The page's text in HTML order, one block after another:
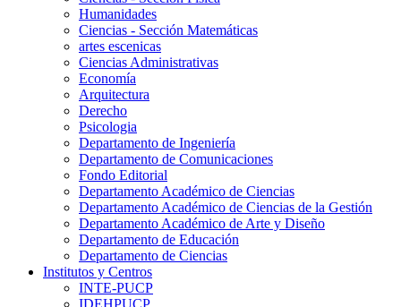
Humanidades
Ciencias - Sección Matemáticas
artes escenicas
Ciencias Administrativas
Economía
Arquitectura
Derecho
Psicologia
Departamento de Ingeniería
Departamento de Comunicaciones
Fondo Editorial
Departamento Académico de Ciencias
Departamento Académico de Ciencias de la Gestión
Departamento Académico de Arte y Diseño
Departamento de Educación
Departamento de Ciencias
Institutos y Centros
INTE-PUCP
IDEHPUCP